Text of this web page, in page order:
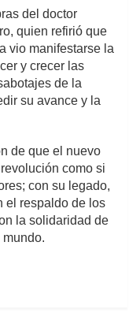
del doctor
quien refirió que
vio manifestarse la
y crecer las
de la
su avance y la
de que el nuevo
como si
con su legado,
el respaldo de los
la solidaridad de
mundo.